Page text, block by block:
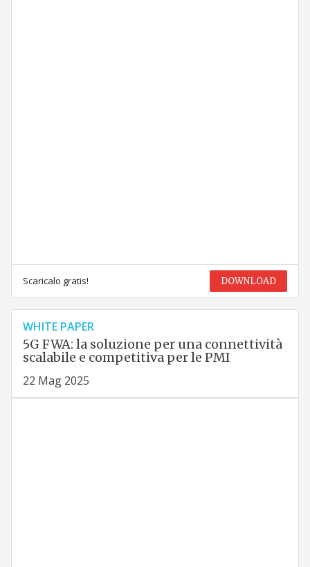
Scaricalo gratis! DOWNLOAD
WHITE PAPER
5G FWA: la soluzione per una connettività
scalabile e competitiva per le PMI
22 Mag 2025